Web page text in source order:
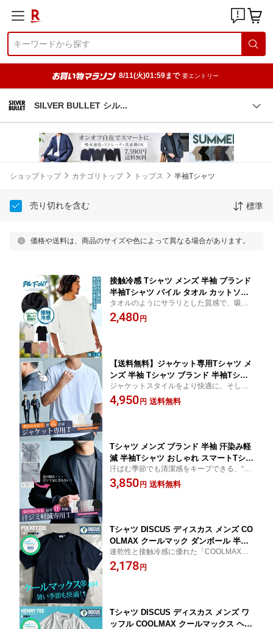
8/11(火)01:59まで 要エントリー
SILVER BULLET シル
ショップトップ カテゴリトップ トップス 半袖Tシャツ
売り切れを含む 標準
価格や送料は、商品のサイズや色によって異なる場合があります。
接触冷感 Tシャツ メンズ 半袖 ブランド
半袖Tシャツ パイル タオル カットソー
ルームウェア クルーネック 部屋着 シン
プル 無地 ストレッチ ブラック ベージ
タオルのようにサラリとした質感で、吸水
性と通気性も抜群です。 更に接触冷感機能
を施し、着用した瞬間からひんやりと冷た
2,480 円
【送料無料】ジャケット専用Tシャツ メ
ンズ 半袖 Tシャツ ブランド 半袖Tシャ
ツ ドレスTシャツ モックネック 襟高 シ
ンプル 無地 新定番 スーツ専用 オフィ
ジャケットスタイルをより快適に、そして
上品に魅せるために設計された“大人のため
の専用インナーTシャツ”です。
4,950 円 送料無料
Tシャツ メンズ ブランド 半袖 汗染み軽
減 半袖Tシャツ おしゃれ スマートTシャ
ツ オフィスカジュアル クールビズ トッ
プス カットソー ポケT ストレッチ 伸縮
汗ばむ季節でも清潔感をキープできる、“大
人のための機能性Tシャツ”。 気になる脇汗
や背中の汗染みを軽減し、暑い季節でも爽
3,850 円 送料無料
Tシャツ DISCUS ディスカス メンズ CO
OLMAX クールマック ダンボール 半袖
半袖Tシャツ 刺繍 ポケT ポケット付きT
シャツ シンプル 無地 定番 アメカジ 涼
速乾性と接触冷感に優れた「COOLMAX」
素材を使用。ベーシックな無地ポケットが
付いたシンプルなスタイルで、左袖口にミ
2,178 円
Tシャツ DISCUS ディスカス メンズ ワ
ッフル COOLMAX クールマックス ヘン